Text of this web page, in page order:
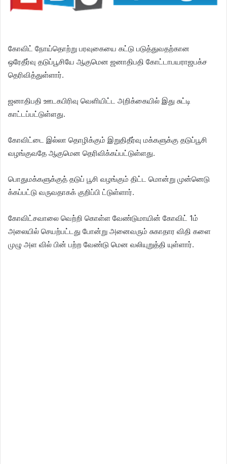
கோவிட் நோய்தொற்று பரவுகையை கட்டு படுத்துவதற்கான
ஒரேதீர்வு தடுப்பூசியே ஆகுமென ஜனாதிபதி கோட்டாபயராஜபக்ச
தெரிவித்துள்ளார்.
ஜனாதிபதி ஊடகபிரிவு வெளியிட்ட அறிக்கையில் இது சுட்டி
காட்டப்பட்டுள்ளது.
கோவிட்டை இல்லா தொழிக்கும் இறுதிதீர்வு மக்களுக்கு தடுப்பூசி
வழங்குவதே ஆகுமென தெரிவிக்கப்பட்டுள்ளது.
பொதுமக்களுக்குத் தடுப் பூசி வழங்கும் திட்ட மொன்று முன்னெடு
க்கப்பட்டு வருவதாகக் குறிப்பி ட்டுள்ளார்.
கோவிட்சவாலை வெற்றி கொள்ள வேண்டுமாயின் கோவிட் 1ம்
அலையில் செயற்பட்டது போன்று அனைவரும் சுகாதார விதி களை
முழு அள வில் பின் பற்ற வேண்டு மென வலியுறுத்தி யுள்ளார்.